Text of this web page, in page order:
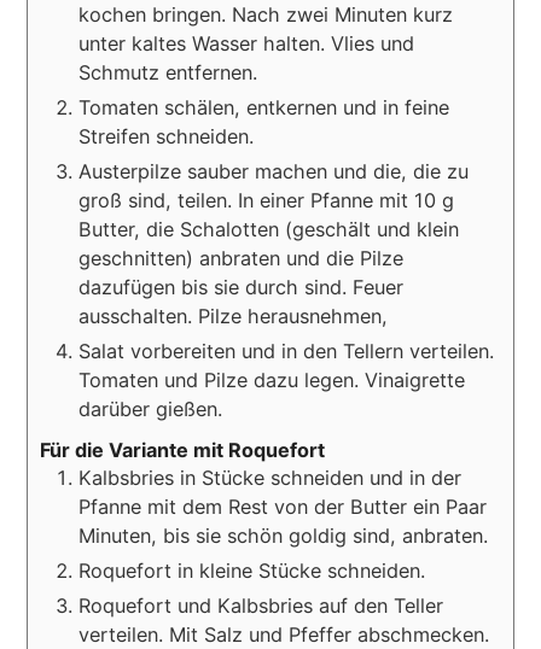
kochen bringen. Nach zwei Minuten kurz
unter kaltes Wasser halten. Vlies und
Schmutz entfernen.
Tomaten schälen, entkernen und in feine
Streifen schneiden.
Austerpilze sauber machen und die, die zu
groß sind, teilen. In einer Pfanne mit 10 g
Butter, die Schalotten (geschält und klein
geschnitten) anbraten und die Pilze
dazufügen bis sie durch sind. Feuer
ausschalten. Pilze herausnehmen,
Salat vorbereiten und in den Tellern verteilen.
Tomaten und Pilze dazu legen. Vinaigrette
darüber gießen.
Für die Variante mit Roquefort
Kalbsbries in Stücke schneiden und in der
Pfanne mit dem Rest von der Butter ein Paar
Minuten, bis sie schön goldig sind, anbraten.
Roquefort in kleine Stücke schneiden.
Roquefort und Kalbsbries auf den Teller
verteilen. Mit Salz und Pfeffer abschmecken.